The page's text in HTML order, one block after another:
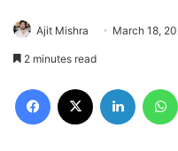
Ajit Mishra March 18,
2 minutes read
Facebook LinkedIn